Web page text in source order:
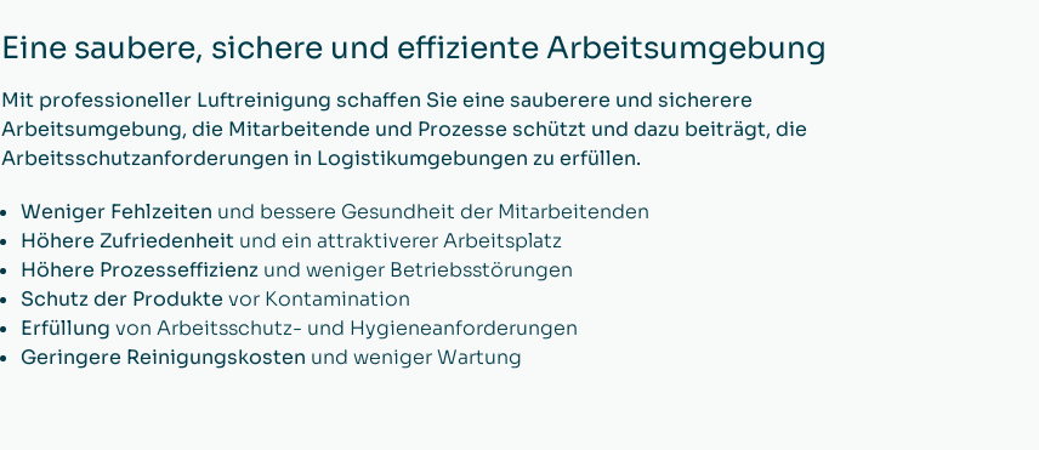
Eine saubere, sichere und effiziente Arbeitsumgebung
Mit professioneller Luftreinigung schaffen Sie eine sauberere und sicherere
Arbeitsumgebung, die Mitarbeitende und Prozesse schützt und dazu beiträgt, die
Arbeitsschutzanforderungen in Logistikumgebungen zu erfüllen.
Weniger Fehlzeiten und bessere Gesundheit der Mitarbeitenden
Höhere Zufriedenheit und ein attraktiverer Arbeitsplatz
Höhere Prozesseffizienz und weniger Betriebsstörungen
Schutz der Produkte vor Kontamination
Erfüllung von Arbeitsschutz- und Hygieneanforderungen
Geringere Reinigungskosten und weniger Wartung